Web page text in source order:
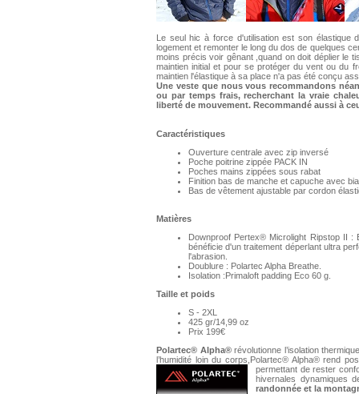
Le seul hic à force d'utilisation est son
logement et remonter le long du dos de quelques
moins précis voir gênant ,quand on doit déplier le
maintien initial et pour se protéger du vent ou du
maintien l'élastique à sa place n'a pas été conçu
Une veste que nous vous recommandons
ou par temps frais, recherchant la vraie
liberté de mouvement. Recommandé aussi à
Caractéristiques
Ouverture centrale avec zip inversé
Poche poitrine zippée PACK IN
Poches mains zippées sous rabat
Finition bas de manche et capuche avec
Bas de vêtement ajustable par cordon
Matières
Downproof Pertex® Microlight Ripstop II :
bénéficie d'un traitement déperlant ultra
l'abrasion.
Doublure : Polartec Alpha Breathe.
Isolation :Primaloft padding Eco 60 g.
Taille et poids
S - 2XL
425 gr/14,99 oz
Prix 199€
Polartec® Alpha®révolutionne l’isolation
l’humidité loin du corps,Polartec® Alpha® rend
permettant de rester
hivernales dynamiques
randonnée et la